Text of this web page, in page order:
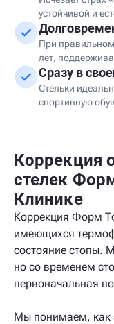
устойчивой и
При правильном
лет,
Сразу в
Стельки
спортивную
Коррекция
стелек
Клинике
Коррекция Форм
имеющихся
состояние стопы.
но со временем
первоначальная
Мы понимаем, как